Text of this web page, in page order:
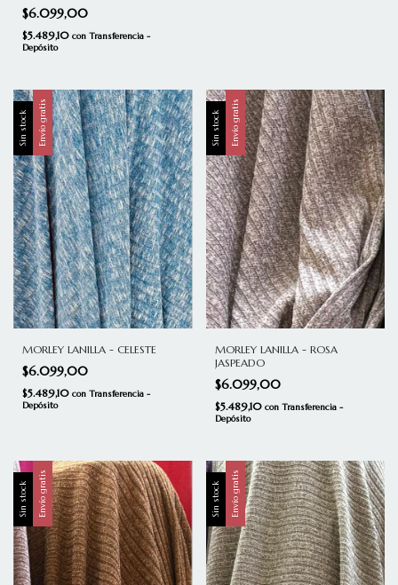
$6.099,00
$5.489,10 con Transferencia -
Depósito
Sin stock Envío gratis
MORLEY LANILLA - CELESTE
$6.099,00
$5.489,10 con Transferencia -
Depósito
Sin stock Envío gratis
MORLEY LANILLA - ROSA
JASPEADO
$6.099,00
$5.489,10 con Transferencia -
Depósito
Sin stock Envío gratis Sin stock Envío gratis